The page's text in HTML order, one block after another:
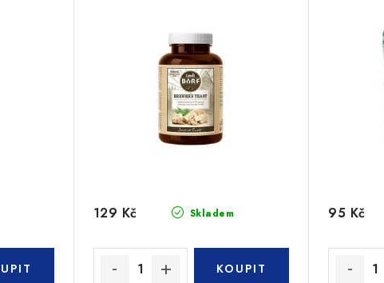
Skladem
129 Kč 95 Kč